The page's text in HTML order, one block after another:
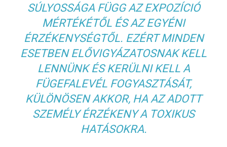
SÚLYOSSÁGA FÜGG AZ EXPOZÍCIÓ
MÉRTÉKÉTŐL ÉS AZ EGYÉNI
ÉRZÉKENYSÉGTŐL. EZÉRT MINDEN
ESETBEN ELŐVIGYÁZATOSNAK KELL
LENNÜNK ÉS KERÜLNI KELL A
FÜGEFALEVÉL FOGYASZTÁSÁT,
KÜLÖNÖSEN AKKOR, HA AZ ADOTT
SZEMÉLY ÉRZÉKENY A TOXIKUS
HATÁSOKRA.